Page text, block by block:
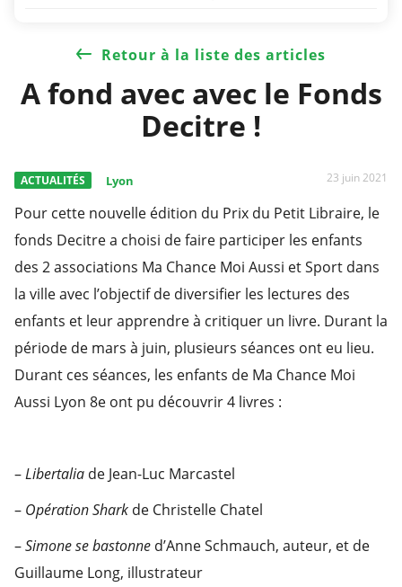
Retour à la liste des articles
A fond avec avec le Fonds
Decitre !
ACTUALITÉS Lyon 23 juin 2021
Pour cette nouvelle édition du Prix du Petit Libraire, le
fonds Decitre a choisi de faire participer les enfants
des 2 associations Ma Chance Moi Aussi et Sport dans
la ville avec l’objectif de diversifier les lectures des
enfants et leur apprendre à critiquer un livre. Durant la
période de mars à juin, plusieurs séances ont eu lieu.
Durant ces séances, les enfants de Ma Chance Moi
Aussi Lyon 8e ont pu découvrir 4 livres :
–Libertalia de Jean-Luc Marcastel
– Opération Shark de Christelle Chatel
–Simone se bastonne d’Anne Schmauch, auteur, et de
Guillaume Long, illustrateur